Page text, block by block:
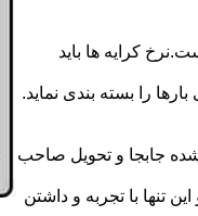
کرایه ها باید
را بسته بندی نماید.
جابجا و تحویل صاحب
تنها با تجربه و داشتن